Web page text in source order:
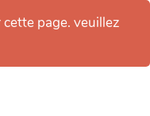
page. veuillez